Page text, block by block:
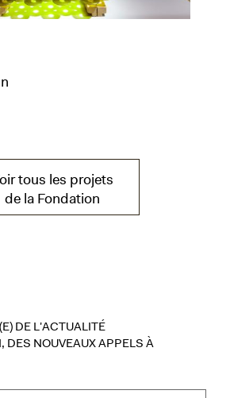
tous les projets
de la Fondation
DE L'ACTUALITÉ
DES NOUVEAUX APPELS À